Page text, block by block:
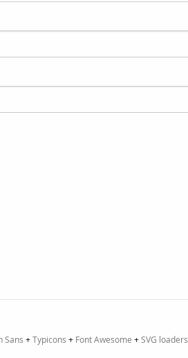
Sans +Typicons + Font Awesome +SVG loaders